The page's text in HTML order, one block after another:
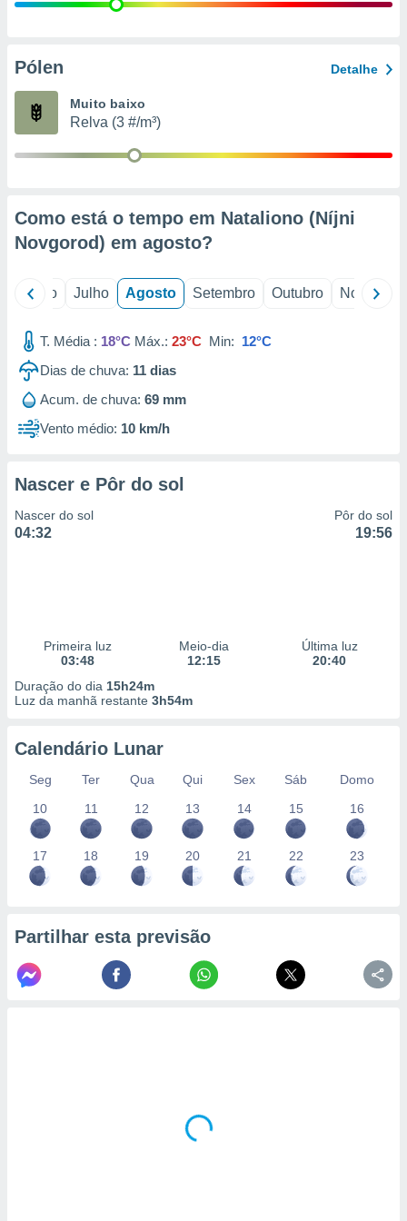
e
de
Pólen Detalhe
Muito baixo
Relva (3 #/m³)
Como está o tempo em Nataliono (Níjni
Novgorod) em agosto?
Junho Julho Agosto Setembro Outubro Novembro
T. Média : 18°C Máx.: 23°C Min: 12°C
Dias de chuva: 11 dias
Acum. de chuva: 69 mm
Vento médio: 10 km/h
Nascer e Pôr do sol
Nascer do sol
04:32
Pôr do sol
19:56
Primeira luz
03:48
Meio-dia
12:15
Última luz
20:40
Duração do dia 15h24m
Luz da manhã restante 3h54m
Calendário Lunar
Seg Ter Qua Qui Sex Sáb
Domo
10
11 12 13 14 15 16
17 18 19 20 21 22 23
Partilhar esta previsão